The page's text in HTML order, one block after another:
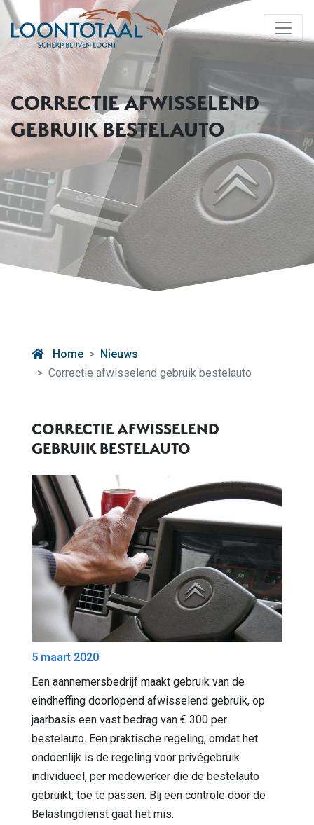
CORRECTIE AFWISSELEND
GEBRUIK BESTELAUTO
Home
Nieuws
Correctie afwisselend gebruik bestelauto
CORRECTIE AFWISSELEND
GEBRUIK BESTELAUTO
5 maart 2020
Een aannemersbedrijf maakt gebruik van de
eindheffing doorlopend afwisselend gebruik, op
jaarbasis een vast bedrag van € 300 per
bestelauto. Een praktische regeling, omdat het
ondoenlijk is de regeling voor privégebruik
individueel, per medewerker die de bestelauto
gebruikt, toe te passen. Bij een controle door de
Belastingdienst gaat het mis.